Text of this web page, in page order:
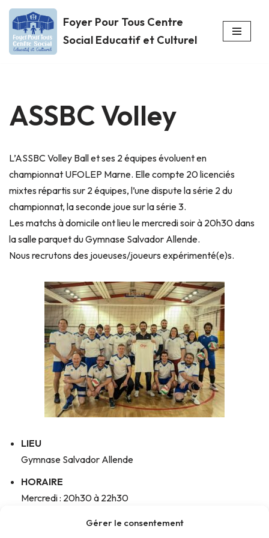
Gérer le consentement
Aller
au
Foyer Pour Tous Centre
Social Educatif et Culturel
ASSBC Volley
L’ASSBC Volley Ball et ses 2 équipes évoluent en
championnat UFOLEP Marne. Elle compte 20 licenciés
mixtes répartis sur 2 équipes, l’une dispute la série 2 du
championnat, la seconde joue sur la série 3.
Les matchs à domicile ont lieu le mercredi soir à 20h30 dans
la salle parquet du Gymnase Salvador Allende.
Nous recrutons des joueuses/joueurs expérimenté(e)s.
LIEU
Gymnase Salvador Allende
HORAIRE
Mercredi : 20h30 à 22h30